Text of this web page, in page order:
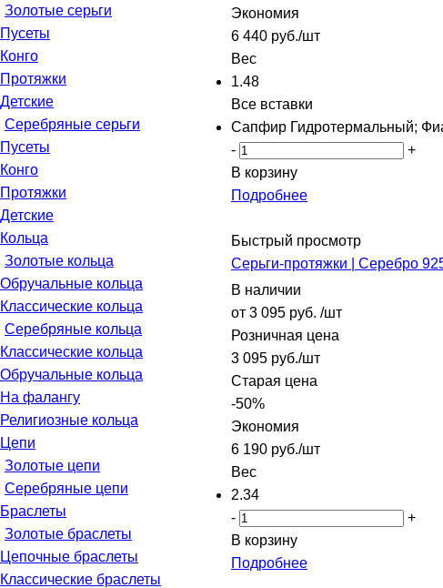
Экономия
6 440 руб./шт
Вес
1.48
Все вставки
Сапфир Гидротермальный;
-
+
В корзину
Подробнее
Быстрый просмотр
Серьги-протяжки | Серебро
В наличии
от 3 095 руб. /шт
Розничная цена
3 095 руб./шт
Старая цена
-50%
Экономия
6 190 руб./шт
Вес
2.34
-
+
В корзину
Подробнее
Золотые серьги
Пусеты
Конго
Протяжки
Детские
Серебряные серьги
Пусеты
Конго
Протяжки
Детские
Кольца
Золотые кольца
Обручальные кольца
Классические кольца
Серебряные кольца
Классические кольца
Обручальные кольца
На фалангу
Религиозные кольца
Цепи
Золотые цепи
Серебряные цепи
Браслеты
Золотые браслеты
Цепочные браслеты
Классические браслеты